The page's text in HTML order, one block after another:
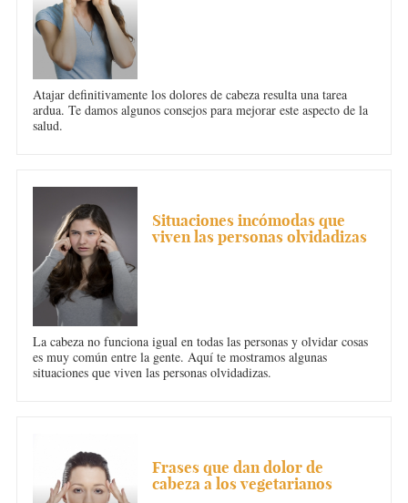
Atajar definitivamente los dolores de cabeza resulta una tarea
ardua. Te damos algunos consejos para mejorar este aspecto de la
salud.
Situaciones incómodas que
viven las personas olvidadizas
La cabeza no funciona igual en todas las personas y olvidar cosas
es muy común entre la gente. Aquí te mostramos algunas
situaciones que viven las personas olvidadizas.
Frases que dan dolor de
cabeza a los vegetarianos